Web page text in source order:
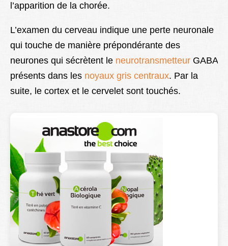
l’apparition de la chorée.
L’examen du cerveau indique une perte neuronale
qui touche de manière prépondérante des
neurones qui sécrètent le neurotransmetteur GABA
présents dans les noyaux gris centraux. Par la
suite, le cortex et le cervelet sont touchés.